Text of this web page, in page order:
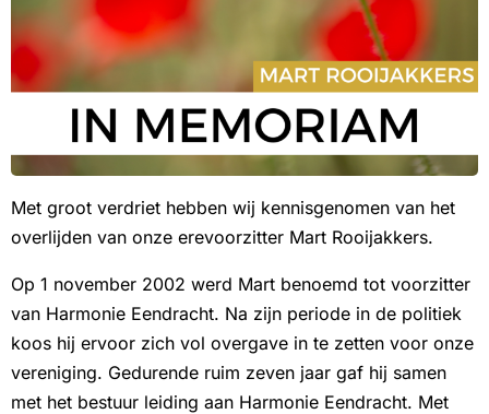
Met groot verdriet hebben wij kennisgenomen van het
overlijden van onze erevoorzitter Mart Rooijakkers.
Op 1 november 2002 werd Mart benoemd tot voorzitter
van Harmonie Eendracht. Na zijn periode in de politiek
koos hij ervoor zich vol overgave in te zetten voor onze
vereniging. Gedurende ruim zeven jaar gaf hij samen
met het bestuur leiding aan Harmonie Eendracht. Met